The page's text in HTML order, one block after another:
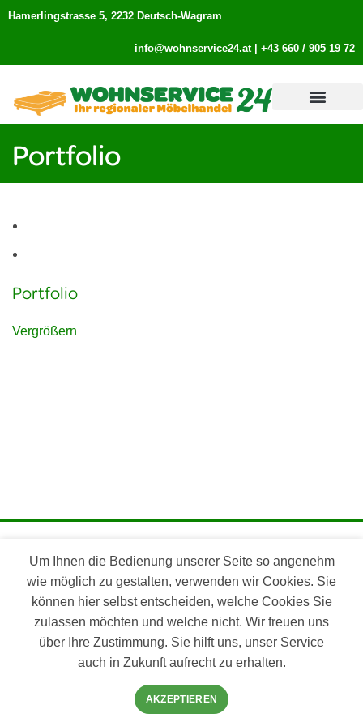
Hamerlingstrasse 5, 2232 Deutsch-Wagram
info@wohnservice24.at| +43 660 / 905 19 72
Portfolio
Portfolio
Vergrößern
Datenschutz
Um Ihnen die Bedienung unserer Seite so angenehm
wie möglich zu gestalten, verwenden wir Cookies. Sie
können hier selbst entscheiden, welche Cookies Sie
zulassen möchten und welche nicht. Wir freuen uns
über Ihre Zustimmung. Sie hilft uns, unser Service
auch in Zukunft aufrecht zu erhalten.
AKZEPTIEREN